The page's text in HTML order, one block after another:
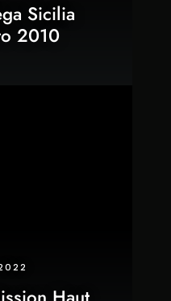
Sicilia
2010